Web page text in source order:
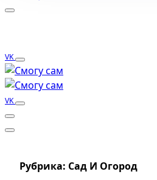
VK
VK
Рубрика: Сад И Огород